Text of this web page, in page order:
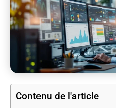
Contenu de l'article